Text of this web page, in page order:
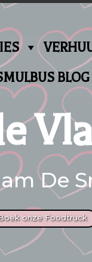
BLOG
De
onze Foodtruck